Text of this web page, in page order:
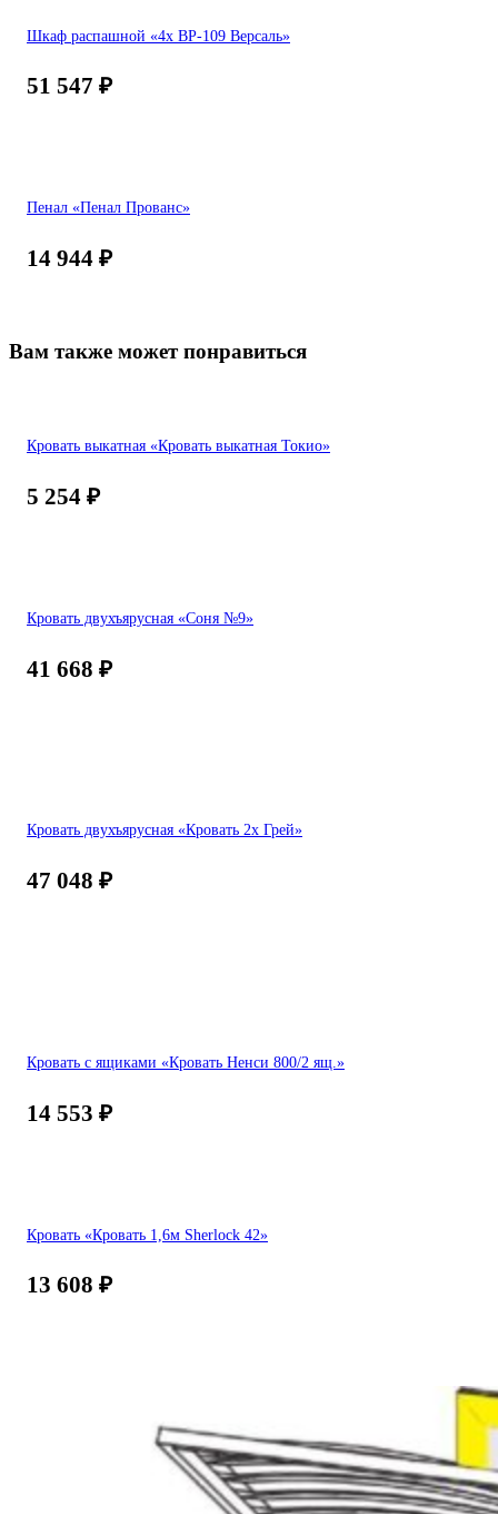
Шкаф распашной «4х ВР-109 Версаль»
51 547 ₽
Пенал «Пенал Прованс»
14 944 ₽
Вам также может понравиться
Кровать выкатная «Кровать выкатная Токио»
5 254 ₽
Кровать двухъярусная «Соня №9»
41 668 ₽
Кровать двухъярусная «Кровать 2х Грей»
47 048 ₽
Кровать с ящиками «Кровать Ненси 800/2 ящ.»
14 553 ₽
Кровать «Кровать 1,6м Sherlock 42»
13 608 ₽